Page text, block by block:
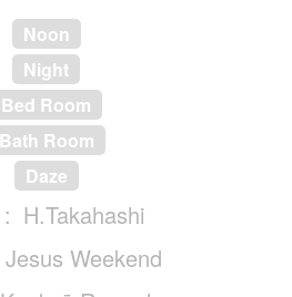
Noon
Night
Bed Room
Bath Room
Daze
H.Takahashi
Jesus Weekend